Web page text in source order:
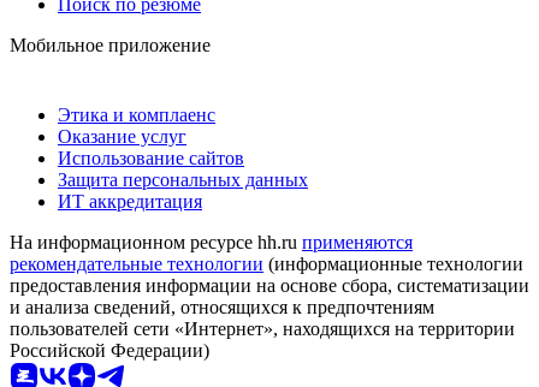
Мобильное приложение
Этика и комплаенс
Оказание услуг
Использование сайтов
Защита персональных данных
ИТ аккредитация
На информационном ресурсе hh.ru применяются
рекомендательные технологии (информационные технологии
предоставления информации на основе сбора, систематизации
и анализа сведений, относящихся к предпочтениям
пользователей сети «Интернет», находящихся на территории
Российской Федерации)